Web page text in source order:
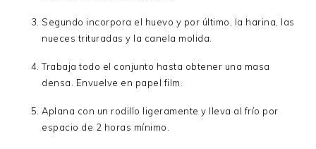
Segundo incorpora el huevo y por último, la harina, las
nueces trituradas y la canela molida.
Trabaja todo el conjunto hasta obtener una masa
densa. Envuelve en papel film.
Aplana con un rodillo ligeramente y lleva al frío por
espacio de 2 horas mínimo.